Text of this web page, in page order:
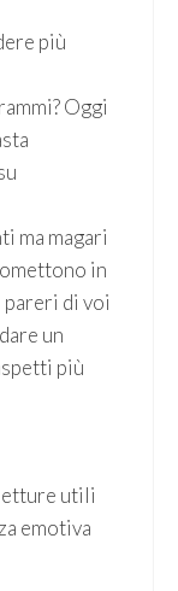
più
Oggi
ma magari
in
di voi
un
più
utili
emotiva